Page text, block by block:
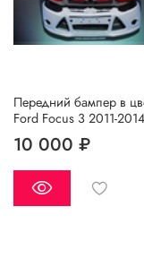
Передний бампер в
Ford Focus 3 2011-2014
10 000 ₽